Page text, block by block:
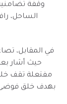
وقفة
الساحل،
في المقابل،
حيث أشار
مفتعلة تقف خلف
بهدف خلق فوضى